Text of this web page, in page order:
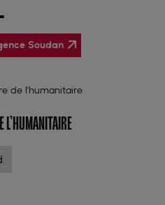
de l'humanitaire
L'HUMANITAIRE
Soudan